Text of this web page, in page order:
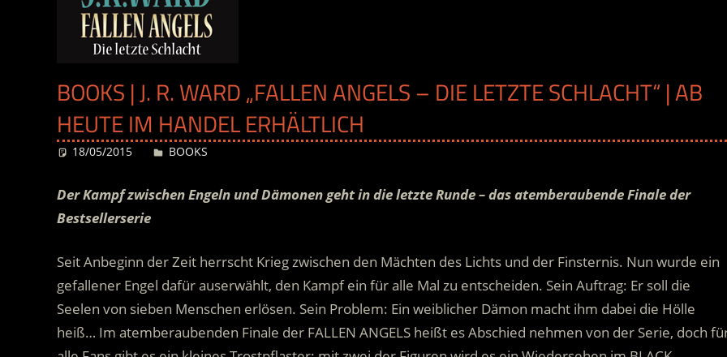
BOOKS | J. R. WARD „FALLEN ANGELS – DIE LETZTE SCHLACHT“ | AB
HEUTE IM HANDEL ERHÄLTLICH
18/05/2015 Desiree
BOOKS
Der Kampf zwischen Engeln und Dämonen geht in die letzte Runde – das atemberaubende Finale der
Bestsellerserie
Seit Anbeginn der Zeit herrscht Krieg zwischen den Mächten des Lichts und der Finsternis. Nun wurde ein
gefallener Engel dafür auserwählt, den Kampf ein für alle Mal zu entscheiden. Sein Auftrag: Er soll die
Seelen von sieben Menschen erlösen. Sein Problem: Ein weiblicher Dämon macht ihm dabei die Hölle
heiß… Im atemberaubenden Finale der FALLEN ANGELS heißt es Abschied nehmen von der Serie, doch